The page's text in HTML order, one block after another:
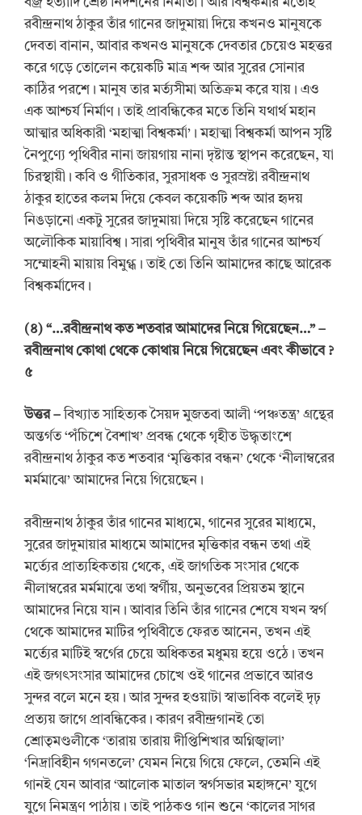
বজ্র ইত্যাদি শ্রেষ্ঠ নিদর্শনের নির্মাতা। আর বিশ্বকর্মার মতোই
রবীন্দ্রনাথ ঠাকুর তাঁর গানের জাদুমায়া দিয়ে কখনও মানুষকে
দেবতা বানান, আবার কখনও মানুষকে দেবতার চেয়েও মহত্তর
করে গড়ে তোলেন কয়েকটি মাত্র শব্দ আর সুরের সোনার
কাঠির পরশে। মানুষ তার মর্ত্যসীমা অতিক্রম করে যায়। এও
এক আশ্চর্য নির্মাণ। তাই প্রাবন্ধিকের মতে তিনি যথার্থ মহান
আত্মার অধিকারী ‘মহাত্মা বিশ্বকর্মা’। মহাত্মা বিশ্বকর্মা আপন সৃষ্টি
নৈপুণ্যে পৃথিবীর নানা জায়গায় নানা দৃষ্টান্ত স্থাপন করেছেন, যা
চিরস্থায়ী। কবি ও গীতিকার, সুরসাধক ও সুরস্রষ্টা রবীন্দ্রনাথ
ঠাকুর হাতের কলম দিয়ে কেবল কয়েকটি শব্দ আর হৃদয়
নিঙড়ানো একটু সুরের জাদুমায়া দিয়ে সৃষ্টি করেছেন গানের
অলৌকিক মায়াবিশ্ব। সারা পৃথিবীর মানুষ তাঁর গানের আশ্চর্য
সম্মোহনী মায়ায় বিমুগ্ধ। তাই তো তিনি আমাদের কাছে আরেক
বিশ্বকর্মাদেব।
(৪) “…রবীন্দ্রনাথ কত শতবার আমাদের নিয়ে গিয়েছেন…”–
রবীন্দ্রনাথ কোথা থেকে কোথায় নিয়ে গিয়েছেন এবং কীভাবে ?
৫
উত্তর–বিখ্যাত সাহিত্যক সৈয়দ মুজতবা আলী ‘পঞ্চতন্ত্র’ গ্রন্থের
অন্তর্গত ‘পঁচিশে বৈশাখ’ প্রবন্ধ থেকে গৃহীত উদ্ধৃতাংশে
রবীন্দ্রনাথ ঠাকুর কত শতবার ‘মৃত্তিকার বন্ধন’ থেকে ‘নীলাম্বরের
মর্মমাঝে’ আমাদের নিয়ে গিয়েছেন।
রবীন্দ্রনাথ ঠাকুর তাঁর গানের মাধ্যমে, গানের সুরের মাধ্যমে,
সুরের জাদুমায়ার মাধ্যমে আমাদের মৃত্তিকার বন্ধন তথা এই
মর্ত্যের প্রাত্যহিকতায় থেকে, এই জাগতিক সংসার থেকে
নীলাম্বরের মর্মমাঝে তথা স্বর্গীয়, অনুভবের প্রিয়তম স্থানে
আমাদের নিয়ে যান। আবার তিনি তাঁর গানের শেষে যখন স্বর্গ
থেকে আমাদের মাটির পৃথিবীতে ফেরত আনেন, তখন এই
মর্ত্যের মাটিই স্বর্গের চেয়ে অধিকতর মধুময় হয়ে ওঠে। তখন
এই জগৎসংসার আমাদের চোখে ওই গানের প্রভাবে আরও
সুন্দর বলে মনে হয়। আর সুন্দর হওয়াটা স্বাভাবিক বলেই দৃঢ়
প্রত্যয় জাগে প্রাবন্ধিকের। কারণ রবীন্দ্রগানই তো
শ্রোতৃমণ্ডলীকে ‘তারায় তারায় দীপ্তিশিখার অগ্নিজ্বালা’
‘নিদ্রাবিহীন গগনতলে’ যেমন নিয়ে গিয়ে ফেলে, তেমনি এই
গানই যেন আবার ‘আলোক মাতাল স্বর্গসভার মহাঙ্গনে’ যুগে
যুগে নিমন্ত্রণ পাঠায়। তাই পাঠকও গান শুনে ‘কালের সাগর